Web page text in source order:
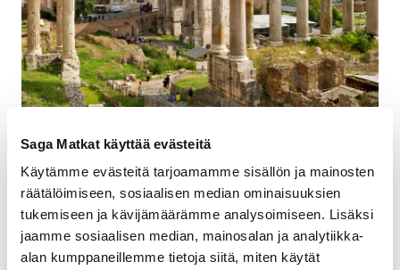
Saga Matkat käyttää evästeitä
Käytämme evästeitä tarjoamamme sisällön ja mainosten
räätälöimiseen, sosiaalisen median ominaisuuksien
tukemiseen ja kävijämäärämme analysoimiseen. Lisäksi
jaamme sosiaalisen median, mainosalan ja analytiikka-
alan kumppaneillemme tietoja siitä, miten käytät
Rooma Top 5
Ihastele Berninin veistoksia
Borghesessa
TutustuForum Romanuminraunioihin